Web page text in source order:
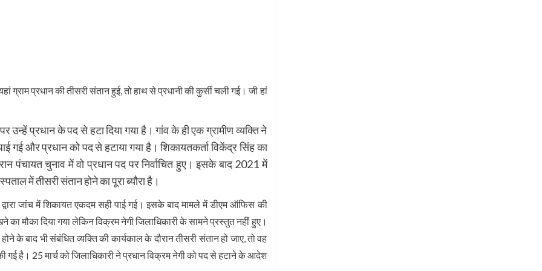
प्रधान की तीसरी संतान हुई, तो हाथ से प्रधानी की कुर्सी चली गई। जी हां
उन्हें प्रधान के पद से हटा दिया गया है। गांव के ही एक ग्रामीण व्यक्ति ने
गई और प्रधान को पद से हटाया गया है। शिकायतकर्ता विकेंद्र सिंह का
पंचायत चुनाव में वो प्रधान पद पर निर्वाचित हुए। इसके बाद 2021 में
में तीसरी संतान होने का पूरा ब्यौरा है।
जांच में शिकायत एकदम सही पाई गई। इसके बाद मामले में डीएम ऑफिस की
मौका दिया गया लेकिन विक्रम नेगी जिलाधिकारी के सामने प्रस्तुत नहीं हुए।
के बाद भी संबंधित व्यक्ति की कार्यकाल के दौरान तीसरी संतान हो जाए, तो वह
गई है। 25 मार्च को जिलाधिकारी ने प्रधान विक्रम नेगी को पद से हटाने के आदेश